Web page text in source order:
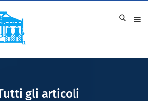
gli articoli